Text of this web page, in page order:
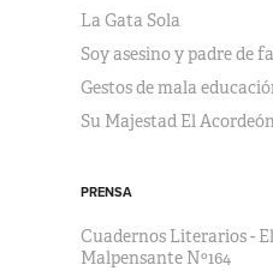
La Gata Sola
Soy asesino y padre de
Gestos de mala
Su Majestad El
PRENSA
Cuadernos Literarios - El
Malpensante Nº164